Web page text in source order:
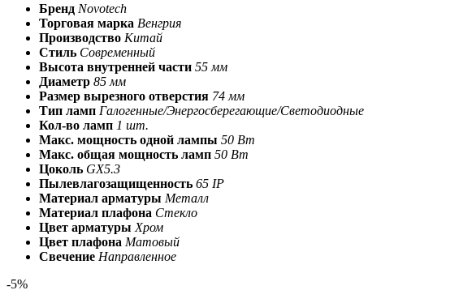
Бренд Novotech
Торговая марка Венгрия
Производство Китай
Стиль Современный
Высота внутренней части 55 мм
Диаметр 85 мм
Размер вырезного отверстия 74 мм
Тип ламп Галогенные/Энергосберегающие/Светодиодные
Кол-во ламп 1 шт.
Макс. мощность одной лампы 50 Вт
Макс. общая мощность ламп 50 Вт
Цоколь GX5.3
Пылевлагозащищенность 65 IP
Материал арматуры Металл
Материал плафона Стекло
Цвет арматуры Хром
Цвет плафона Матовый
Свечение Направленное
-5%